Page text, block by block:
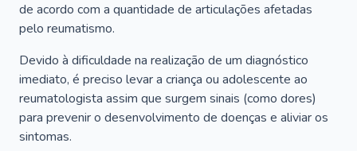
de acordo com a quantidade de articulações afetadas
pelo reumatismo.
Devido à dificuldade na realização de um diagnóstico
imediato, é preciso levar a criança ou adolescente ao
reumatologista assim que surgem sinais (como dores)
para prevenir o desenvolvimento de doenças e aliviar os
sintomas.